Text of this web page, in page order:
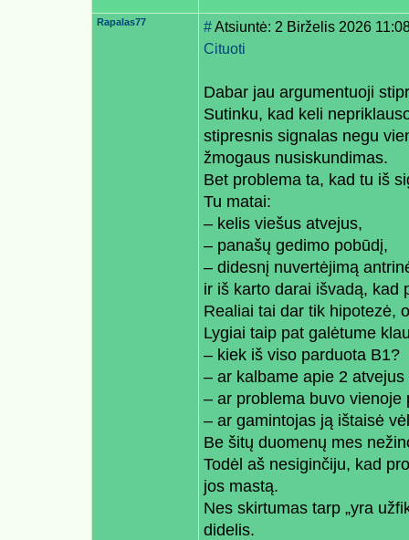
Rapalas77 #Atsiuntė: 2 Birželis 2026
Cituoti
Dabar jau argumentuoji
Sutinku, kad keli
stipresnis signalas negu
žmogaus nusiskundimas.
Bet problema ta, kad tu iš
Tu matai:
– kelis viešus atvejus,
– panašų gedimo pobūdį,
– didesnį nuvertėjimą
ir iš karto darai išvadą, kad
Realiai tai dar tik hipotezė,
Lygiai taip pat galėtume
– kiek iš viso parduota B1?
– ar kalbame apie 2
– ar problema buvo vienoje
– ar gamintojas ją ištaisė
Be šitų duomenų mes
Todėl aš nesiginčiju, kad
jos mastą.
Nes skirtumas tarp „yra
didelis.